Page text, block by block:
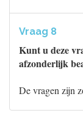
Vraag 8
Kunt u deze
afzonderlijk
De vragen zijn